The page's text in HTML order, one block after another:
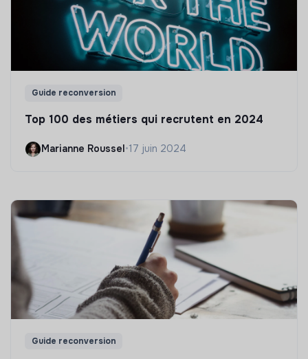
Guide reconversion
Top 100 des métiers qui recrutent en 2024
Marianne Roussel•17 juin 2024
Guide reconversion